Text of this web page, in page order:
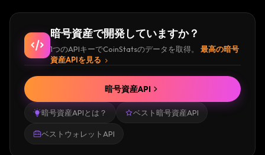
暗号資産で開発していますか？
1つのAPIキーでCoinStatsのデータを取得。
最高の暗号
資産APIを見る
暗号資産APIとは？ ベスト暗号資産API
ベストウォレットAPI
暗号資産API